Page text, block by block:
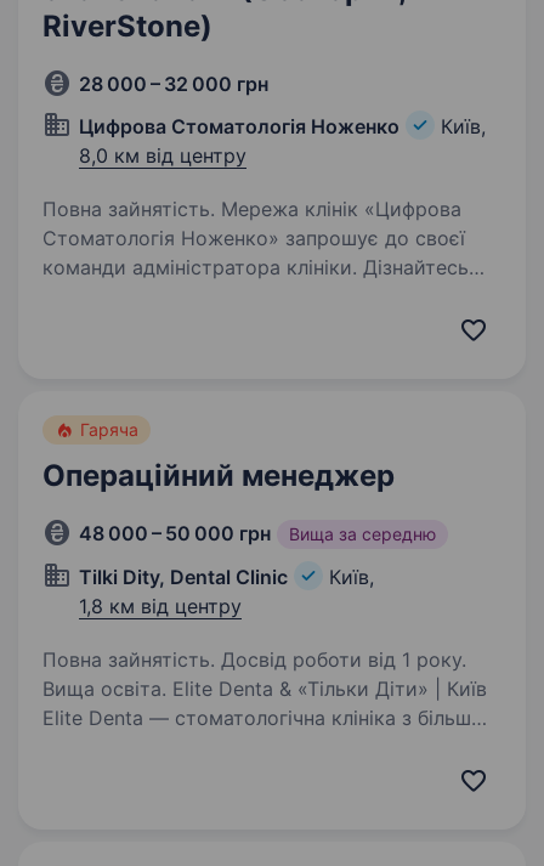
RiverStone)
28 000 – 32 000 грн
Цифрова Стоматологія Ноженко
Київ,
8,0 км від центру
Повна зайнятість. Мережа клінік «Цифрова
Стоматологія Ноженко» запрошує до своєї
команди адміністратора клініки. Дізнайтесь
Гаряча
Операційний менеджер
48 000 – 50 000 грн Вища за середню
Tilki Dity, Dental Clinic
Київ,
1,8 км від центру
Повна зайнятість. Досвід роботи від 1 року.
Вища освіта. Elite Denta & «Тільки Діти» | Київ
Elite Denta — стоматологічна клініка з більш
одна з провідних мереж дитячої стоматології